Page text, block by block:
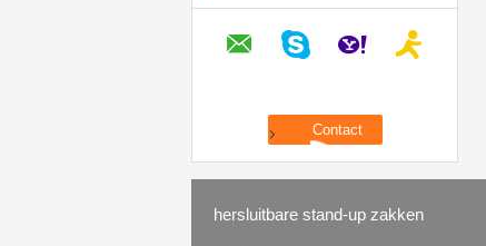
hersluitbare stand-up zakken